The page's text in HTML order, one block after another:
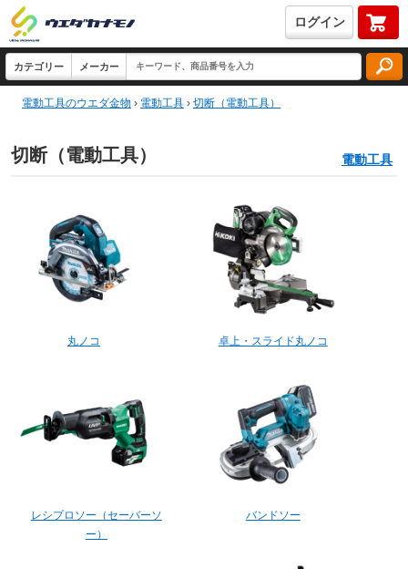
ログイン
電動工具のウエダ金物 › 電動工具 › 切断（電動工具）
切断（電動工具） 電動工具
丸ノコ 卓上・スライド丸ノコ
レシプロソー（セーバーソ
ー）
バンドソー